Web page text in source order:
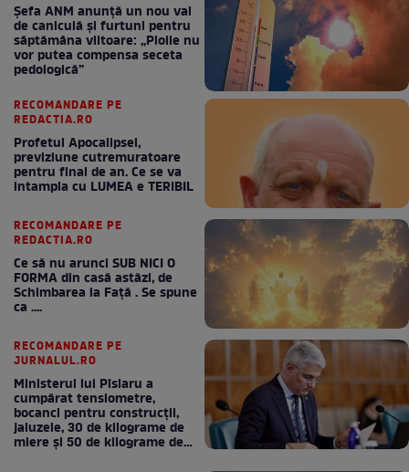
Șefa ANM anunță un nou val
de caniculă și furtuni pentru
săptămâna viitoare: „Ploile nu
vor putea compensa seceta
pedologică”
RECOMANDARE PE
REDACTIA.RO
Profetul Apocalipsei,
previziune cutremuratoare
pentru final de an. Ce se va
intampla cu LUMEA e TERIBIL
RECOMANDARE PE
REDACTIA.RO
Ce să nu arunci SUB NICI O
FORMA din casă astăzi, de
Schimbarea la Față . Se spune
ca ....
RECOMANDARE PE
JURNALUL.RO
Ministerul lui Pîslaru a
cumpărat tensiometre,
bocanci pentru construcții,
jaluzele, 30 de kilograme de
miere și 50 de kilograme de